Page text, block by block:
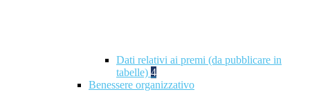
Dati relativi ai premi (da pubblicare in
tabelle) 4
Benessere organizzativo